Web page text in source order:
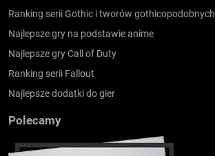
Ranking serii Gothic i tworów gothicopodobnych
Najlepsze gry na podstawie anime
Najlepsze gry Call of Duty
Ranking serii Fallout
Najlepsze dodatki do gier
Polecamy